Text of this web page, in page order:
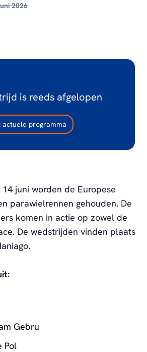
2026
is reeds afgelopen
actuele programma
juni worden de Europese
parawielrennen gehouden. De
komen in actie op zowel de
De wedstrijden vinden plaats
Gebru
Pol